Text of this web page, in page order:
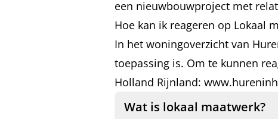
een nieuwbouwproject met
Hoe kan ik reageren op Lokaal
In het woningoverzicht van
toepassing is. Om te kunnen
Holland Rijnland:
Wat is lokaal maatwerk?